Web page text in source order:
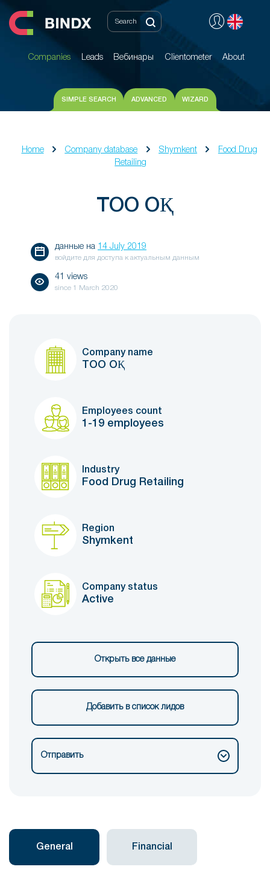
Companies Leads Вебинары Clientometer About
Companies Leads Вебинары Clientometer About
SIMPLE SEARCH ADVANCED WIZARD
Home Company database Shymkent
Food Drug
Retailing
ТОО ОҚ
данные на 14 July 2019
войдите для доступа к актуальным данным
41 views
since 1 March 2020
Company name
ТОО ОҚ
Employees count
1-19 employees
Industry
Food Drug Retailing
Region
Shymkent
Company status
Active
Открыть все данные
Добавить в список лидов
Отправить
General Financial